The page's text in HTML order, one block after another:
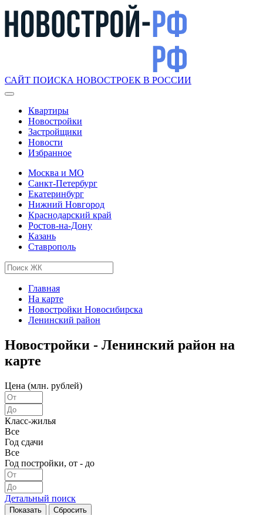
САЙТ ПОИСКА НОВОСТРОЕК В РОССИИ
Квартиры
Новостройки
Застройщики
Новости
Избранное
Москва и МО
Санкт-Петербург
Екатеринбург
Нижний Новгород
Краснодарский край
Ростов-на-Дону
Казань
Ставрополь
Главная
На карте
Новостройки Новосибирска
Ленинский район
Новостройки - Ленинский район на
карте
Цена (млн. рублей)
Класс-жилья
Все
Год сдачи
Все
Год постройки, от - до
Детальный поиск